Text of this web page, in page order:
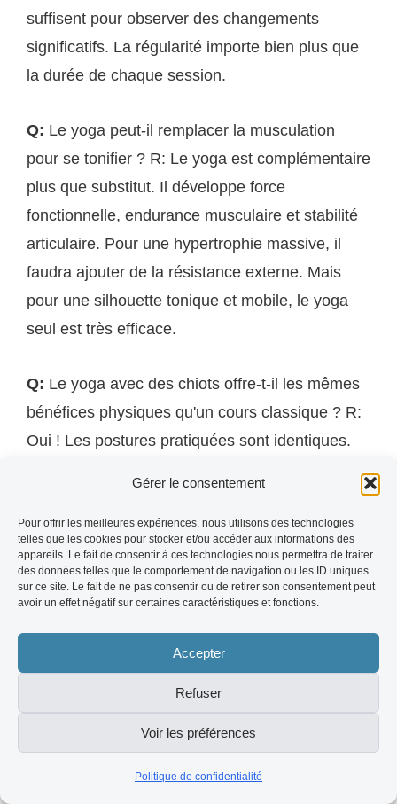
Gérer le consentement
Pour offrir les meilleures expériences, nous utilisons des technologies
telles que les cookies pour stocker et/ou accéder aux informations des
appareils. Le fait de consentir à ces technologies nous permettra de traiter
des données telles que le comportement de navigation ou les ID uniques
sur ce site. Le fait de ne pas consentir ou de retirer son consentement peut
avoir un effet négatif sur certaines caractéristiques et fonctions.
Accepter
Refuser
Voir les préférences
Politique de confidentialité
suffisent pour observer des changements
significatifs. La régularité importe bien plus que
la durée de chaque session.
Q: Le yoga peut-il remplacer la musculation
pour se tonifier ? R: Le yoga est complémentaire
plus que substitut. Il développe force
fonctionnelle, endurance musculaire et stabilité
articulaire. Pour une hypertrophie massive, il
faudra ajouter de la résistance externe. Mais
pour une silhouette tonique et mobile, le yoga
seul est très efficace.
Q: Le yoga avec des chiots offre-t-il les mêmes
bénéfices physiques qu'un cours classique ? R:
Oui ! Les postures pratiquées sont identiques.
amplifie souvent la relaxation et la présence —
rendant certaines postures plus profondes.
Q: Y a-t-il des contre-indications physiques au
yoga ? R: Le yoga est adapté à presque tous les
profils. En cas de blessure aiguë, hernie discale
sévère ou grossesse, consulte un médecin et
qu'il adapte les postures.